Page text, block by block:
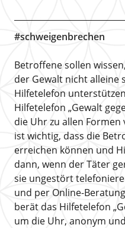
#schweigenbrechen
Betroffene sollen
der Gewalt nicht alleine
Hilfetelefon
Hilfetelefon „Gewalt
die Uhr zu allen Formen
ist wichtig, dass die
erreichen können und
dann, wenn der Täter
sie ungestört
und per Online-
berät das Hilfetelefon
um die Uhr, anonym